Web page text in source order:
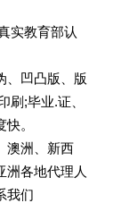
实教育部认
、凹凸版、版
刷;毕业.证、
。
澳洲、新西
洲各地代理人
我们